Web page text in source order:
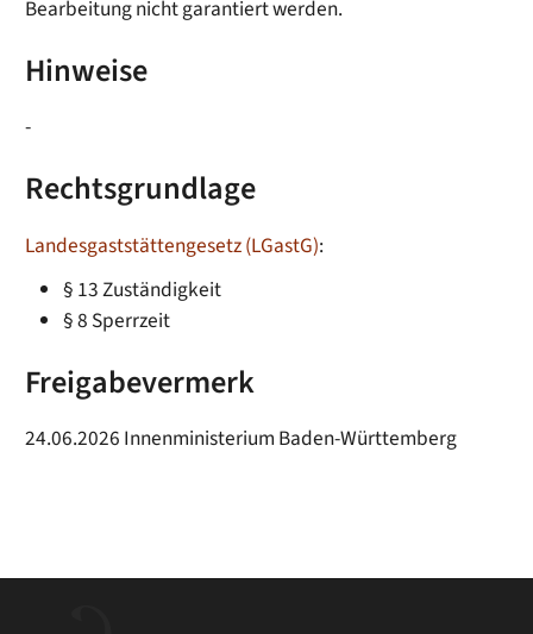
Bearbeitung nicht garantiert werden.
Hinweise
-
Rechtsgrundlage
Landesgaststättengesetz (LGastG):
§ 13 Zuständigkeit
§ 8 Sperrzeit
Freigabevermerk
24.06.2026 Innenministerium Baden-Württemberg